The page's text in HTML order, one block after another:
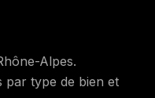
Alpes.
par type de bien et